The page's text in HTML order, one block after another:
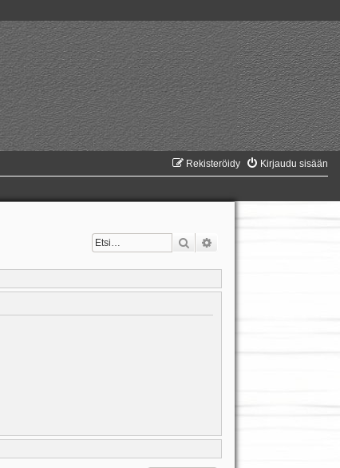
Kirjaudu sisään
Rekisteröidy
Etsi